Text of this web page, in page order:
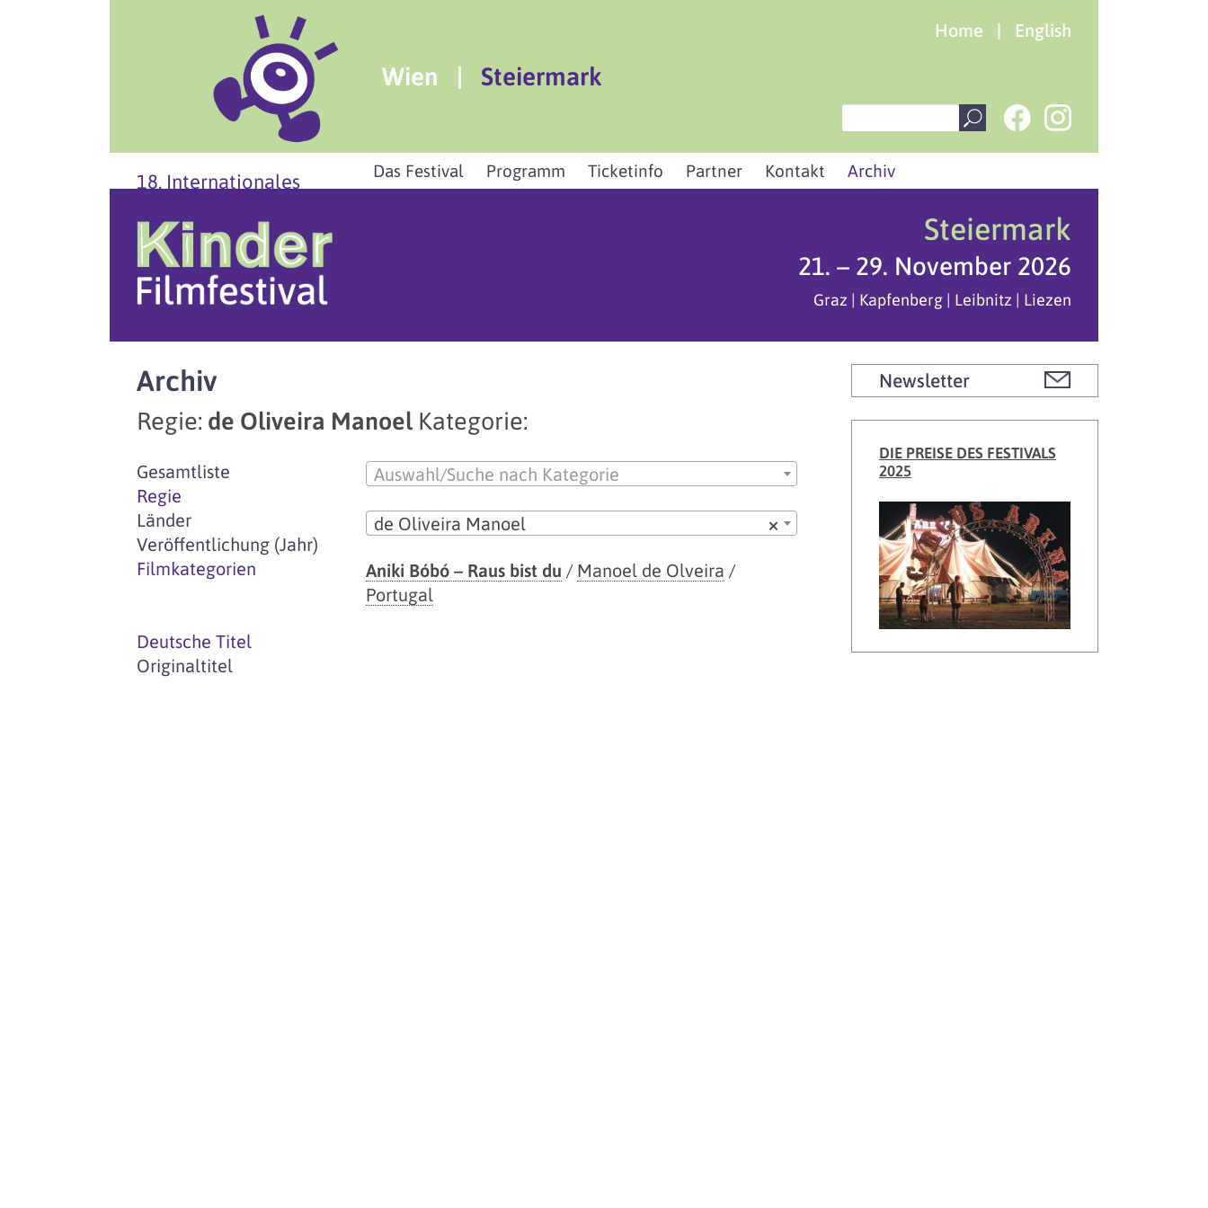
Home | English
Wien | Steiermark
18. Internationales Das Festival Programm Ticketinfo Partner Kontakt Archiv
Steiermark
21. – 29. November 2026
Graz | Kapfenberg | Leibnitz | Liezen
Archiv
Regie: de Oliveira Manoel Kategorie:
Gesamtliste
Regie
Länder
Veröffentlichung (Jahr)
Filmkategorien
Deutsche Titel
Originaltitel
Auswahl/Suche nach Kategorie
×
de Oliveira Manoel
Aniki Bóbó – Raus bist du / Manoel de Olveira /
Portugal
Newsletter
DIE PREISE DES FESTIVALS
2025